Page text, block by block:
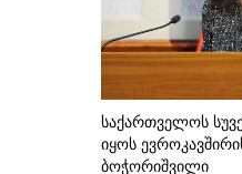
ᲡᲐᲥᲐᲠᲗᲕᲔᲚᲝᲡ
ᲘᲧᲝᲡ
ᲑᲝᲭᲝᲠᲘᲨᲕᲘᲚᲘ